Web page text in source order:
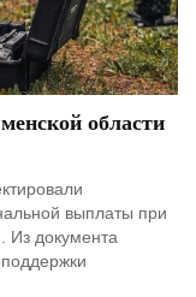
области
выплаты при
Из документа